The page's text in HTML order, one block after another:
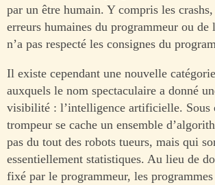
par un être humain. Y compris les
erreurs humaines du programmeur ou de
n’a pas respecté les consignes du
Il existe cependant une nouvelle
auxquels le nom spectaculaire a donné
visibilité : l’intelligence artificielle. Sous
trompeur se cache un ensemble
pas du tout des robots tueurs, mais qui
essentiellement statistiques. Au lieu de
fixé par le programmeur, les